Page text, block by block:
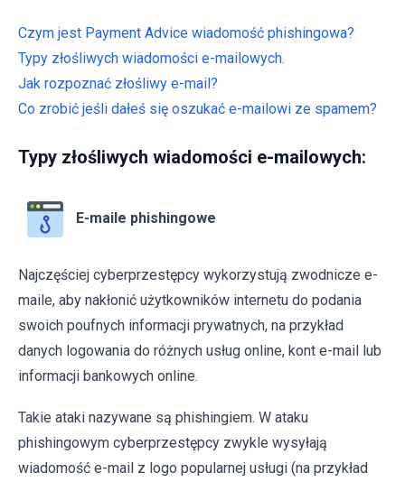
Czym jest Payment Advice wiadomość phishingowa?
Typy złośliwych wiadomości e-mailowych.
Jak rozpoznać złośliwy e-mail?
Co zrobić jeśli dałeś się oszukać e-mailowi ze spamem?
Typy złośliwych wiadomości e-mailowych:
E-maile phishingowe
Najczęściej cyberprzestępcy wykorzystują zwodnicze e-
maile, aby nakłonić użytkowników internetu do podania
swoich poufnych informacji prywatnych, na przykład
danych logowania do różnych usług online, kont e-mail lub
informacji bankowych online.
Takie ataki nazywane są phishingiem. W ataku
phishingowym cyberprzestępcy zwykle wysyłają
wiadomość e-mail z logo popularnej usługi (na przykład